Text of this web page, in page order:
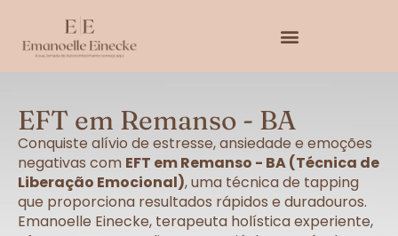
EFT em Remanso - BA
Conquiste alívio de estresse, ansiedade e emoções
negativas com EFT em Remanso - BA (Técnica de
Liberação Emocional), uma técnica de tapping
que proporciona resultados rápidos e duradouros.
Emanoelle Einecke, terapeuta holística experiente,